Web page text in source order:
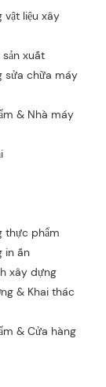
vật liệu xây
xuất
sửa chữa máy
& Nhà máy
thực phẩm
in ấn
xây dựng
& Khai thác
& Cửa hàng